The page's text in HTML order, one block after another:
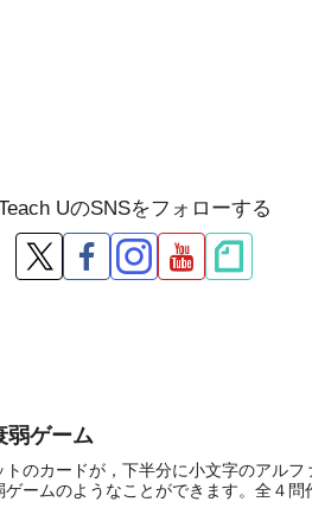
UのSNSをフォローする
ゲーム
のカードが，下半分に小文字のアル
ームのようなことができます。全４